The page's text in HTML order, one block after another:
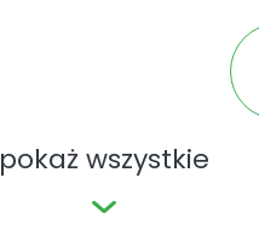
pokaż wszystkie